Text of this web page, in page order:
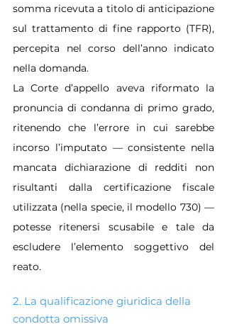
somma ricevuta a titolo di anticipazione
sul trattamento di fine rapporto (TFR),
percepita nel corso dell’anno indicato
nella domanda.
La Corte d’appello aveva riformato la
pronuncia di condanna di primo grado,
ritenendo che l’errore in cui sarebbe
incorso l’imputato — consistente nella
mancata dichiarazione di redditi non
risultanti dalla certificazione fiscale
utilizzata (nella specie, il modello 730) —
potesse ritenersi scusabile e tale da
escludere l’elemento soggettivo del
reato.
2. La qualificazione giuridica della
condotta omissiva